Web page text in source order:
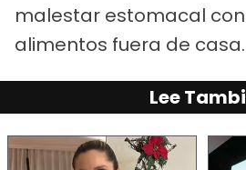
malestar estomacal
alimentos fuera de casa.
Lee